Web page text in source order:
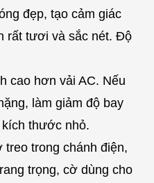
đẹp, tạo cảm giác
rất tươi và sắc nét. Độ
cao hơn vải AC. Nếu
làm giảm độ bay
thước nhỏ.
treo trong chánh điện,
trọng, cờ dùng cho